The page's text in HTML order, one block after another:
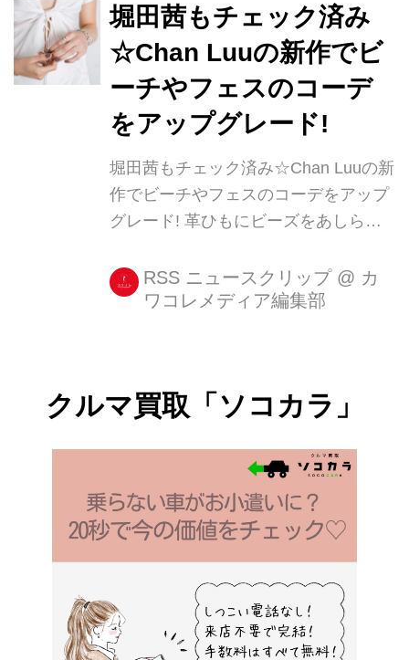
ンやハーブウォーターなど、癒しのア
イテムを手掛けるブランドです。 ・堀
田茜は本店でお買い物 都内にも銀座や
丸の内などにショップがありますが、
モデルの堀田茜さんは、フィレンツェ
を訪れた際に本店でいろいろと購入し
たよう。 ローマのサンタマリアノヴェ
ッラ @santamarianovella1612 でスタ
ッフさんへの...
堀田茜もチェック済み
☆Chan Luuの新作でビ
ーチやフェスのコーデ
をアップグレード!
堀田茜もチェック済み☆Chan Luuの新
作でビーチやフェスのコーデをアップ
グレード! 革ひもにビーズをあしらっ
クセサリーブランドといえば、「Chan
Luu(チャンルー)」。 ・堀田茜もチャ
作をチェックした様子がインスタにア
の展示会� 星と月のモチーフが可愛か
(@akanehotta)がシェアした投稿 -
2017 6月 4 1:34午前 PDT ...
RSS ニュースクリップ @ カ
ワコレメディア編集部
クルマ買取「ソコカラ」